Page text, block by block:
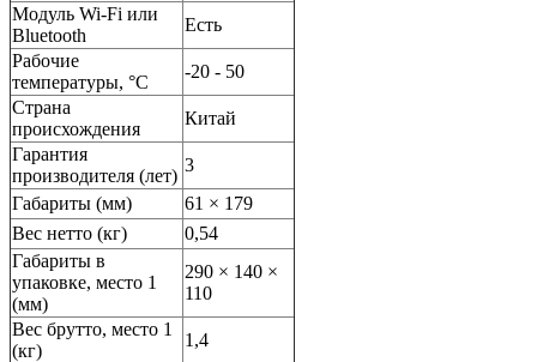
Модуль Wi-Fi или
Bluetooth
Есть
Рабочие
температуры, °С
-20 - 50
Страна
происхождения
Китай
Гарантия
производителя (лет)
3
Габариты (мм)
61 × 179
Вес нетто (кг)
0,54
Габариты в
упаковке, место 1
(мм)
290 × 140 ×
110
Вес брутто, место 1
(кг)
1,4